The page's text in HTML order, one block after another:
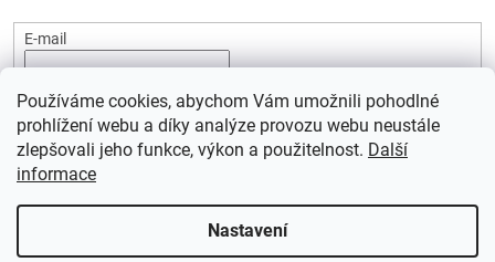
Používáme cookies, abychom Vám umožnili pohodlné
prohlížení webu a díky analýze provozu webu neustále
zlepšovali jeho funkce, výkon a použitelnost. Další
informace
Nastavení
E-mail
údajů.
PŘIHLÁSIT SE
Vytvořil Shoptet